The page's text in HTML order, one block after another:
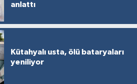
anlattı
Kütahyalı usta, ölü bataryaları
yeniliyor